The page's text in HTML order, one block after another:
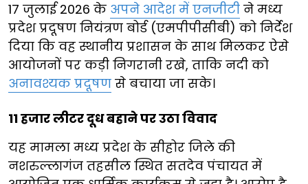
17 जुलाई 2026 के अपने आदेश में एनजीटी ने मध्य
प्रदेश प्रदूषण नियंत्रण बोर्ड (एमपीपीसीबी) को निर्देश
दिया कि वह स्थानीय प्रशासन के साथ मिलकर ऐसे
आयोजनों पर कड़ी निगरानी रखे, ताकि नदी को
अनावश्यक प्रदूषण से बचाया जा सके।
11 हजार लीटर दूध बहाने पर उठा विवाद
यह मामला मध्य प्रदेश के सीहोर जिले की
नशरुल्लागंज तहसील स्थित सतदेव पंचायत में